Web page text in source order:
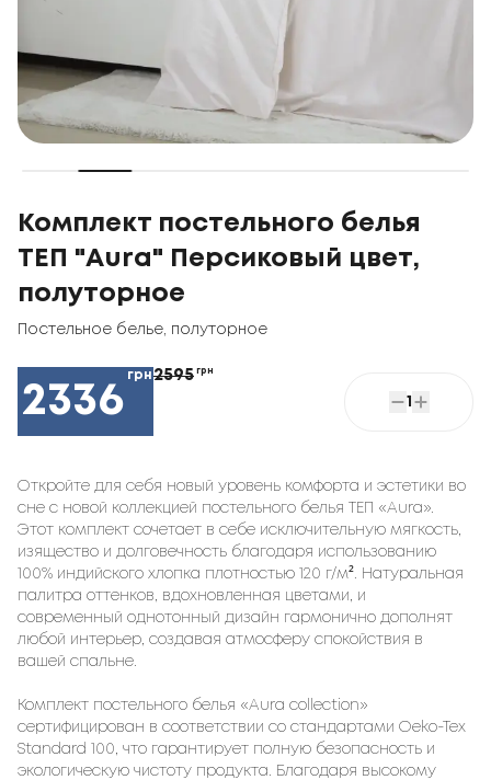
Комплект постельного белья
ТЕП "Aura" Персиковый цвет,
полуторное
Постельное белье полуторное
2336
грн2595 грн
1
Откройте для себя новый уровень комфорта и эстетики во
сне с новой коллекцией постельного белья ТЕП «Aura».
Этот комплект сочетает в себе исключительную мягкость,
изящество и долговечность благодаря использованию
100% индийского хлопка плотностью 120 г/м². Натуральная
палитра оттенков, вдохновленная цветами, и
современный однотонный дизайн гармонично дополнят
любой интерьер, создавая атмосферу спокойствия в
вашей спальне.
Комплект постельного белья «Aura collection»
сертифицирован в соответствии со стандартами Oeko-Tex
Standard 100, что гарантирует полную безопасность и
экологическую чистоту продукта. Благодаря высокому